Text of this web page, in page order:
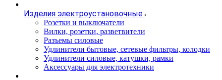
Изделия электроустановочные
Розетки и выключатели
Вилки, розетки, разветвители
Разъемы силовые
Удлинители бытовые, сетевые фильтры, колодки
Удлинители силовые, катушки, рамки
Аксессуары для электротехники